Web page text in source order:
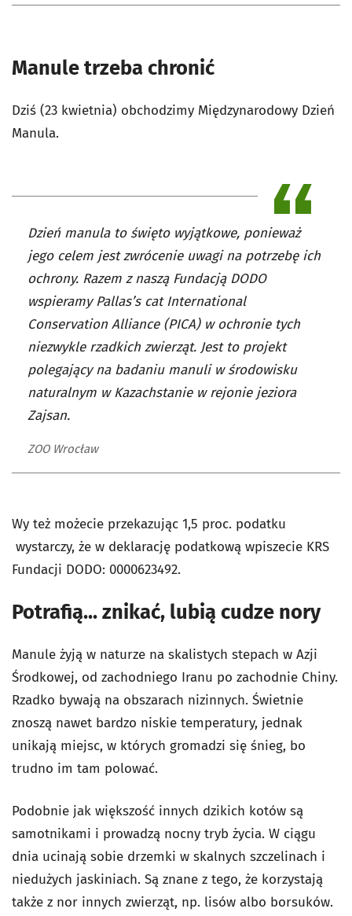
Manule trzeba chronić
Dziś (23 kwietnia) obchodzimy Międzynarodowy Dzień
Manula.
Dzień manula to święto wyjątkowe, ponieważ
jego celem jest zwrócenie uwagi na potrzebę ich
ochrony. Razem z naszą Fundacją DODO
wspieramy Pallas’s cat International
Conservation Alliance (PICA) w ochronie tych
niezwykle rzadkich zwierząt. Jest to projekt
polegający na badaniu manuli w środowisku
naturalnym w Kazachstanie w rejonie jeziora
Zajsan.
ZOO Wrocław
Wy też możecie przekazując 1,5 proc. podatku
wystarczy, że w deklarację podatkową wpiszecie KRS
Fundacji DODO: 0000623492.
Potrafią... znikać, lubią cudze nory
Manule żyją w naturze na skalistych stepach w Azji
Środkowej, od zachodniego Iranu po zachodnie Chiny.
Rzadko bywają na obszarach nizinnych. Świetnie
znoszą nawet bardzo niskie temperatury, jednak
unikają miejsc, w których gromadzi się śnieg, bo
trudno im tam polować.
Podobnie jak większość innych dzikich kotów są
samotnikami i prowadzą nocny tryb życia. W ciągu
dnia ucinają sobie drzemki w skalnych szczelinach i
niedużych jaskiniach. Są znane z tego, że korzystają
także z nor innych zwierząt, np. lisów albo borsuków.